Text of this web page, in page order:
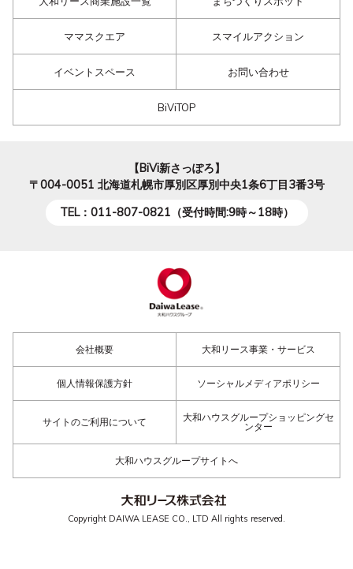
ママスクエア スマイルアクション
イベントスペース お問い合わせ
BiViTOP
【BiVi新さっぽろ】
〒004-0051 北海道札幌市厚別区厚別中央1条6丁目3番3号
TEL：011-807-0821（受付時間:9時～18時）
会社概要 大和リース事業・サービス
個人情報保護方針 ソーシャルメディアポリシー
サイトのご利用について
大和ハウスグループショッピングセ
ンター
大和ハウスグループサイトへ
Copyright DAIWA LEASE CO., LTD All rights reserved.